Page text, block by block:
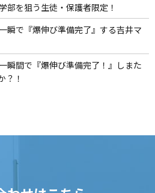
部を狙う生徒・保護者限定！
瞬で『爆伸び準備完了』する吉井マ
瞬間で『爆伸び準備完了！』しまた
？！